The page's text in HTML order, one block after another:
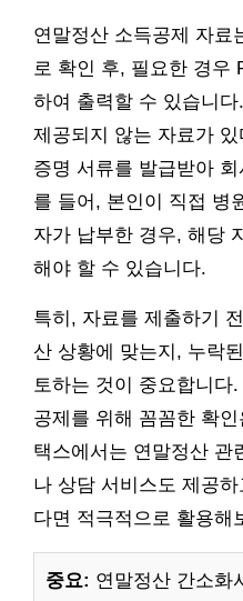
연말정산 소득공제 자료
로 확인 후, 필요한 경우
하여 출력할 수 있습니
제공되지 않는 자료가
증명 서류를 발급받아
를 들어, 본인이 직접 병
자가 납부한 경우, 해당
해야 할 수 있습니다.
특히, 자료를 제출하기
산 상황에 맞는지, 누락
토하는 것이 중요합니다
공제를 위해 꼼꼼한 확
택스에서는 연말정산 관
나 상담 서비스도 제공
다면 적극적으로 활용해
중요: 연말정산 간소화